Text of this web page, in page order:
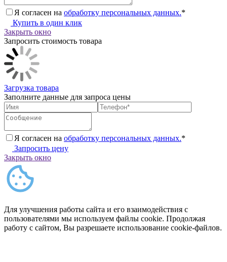
Я согласен на обработку персональных данных.*
Купить в один клик
Закрыть окно
Запросить стоимость товара
Загрузка товара
Заполните данные для запроса цены
Я согласен на обработку персональных данных.*
Запросить цену
Закрыть окно
Для улучшения работы сайта и его взаимодействия с
пользователями мы используем файлы cookie. Продолжая
работу с сайтом, Вы разрешаете использование cookie-файлов.